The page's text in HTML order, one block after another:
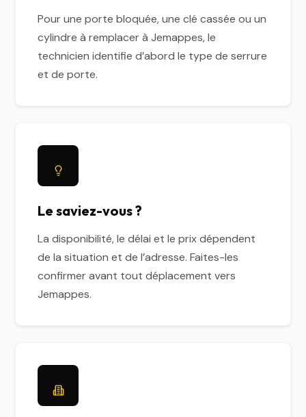
Pour une porte bloquée, une clé cassée ou un
cylindre à remplacer à Jemappes, le
technicien identifie d’abord le type de serrure
et de porte.
Le saviez-vous ?
La disponibilité, le délai et le prix dépendent
de la situation et de l’adresse. Faites-les
confirmer avant tout déplacement vers
Jemappes.